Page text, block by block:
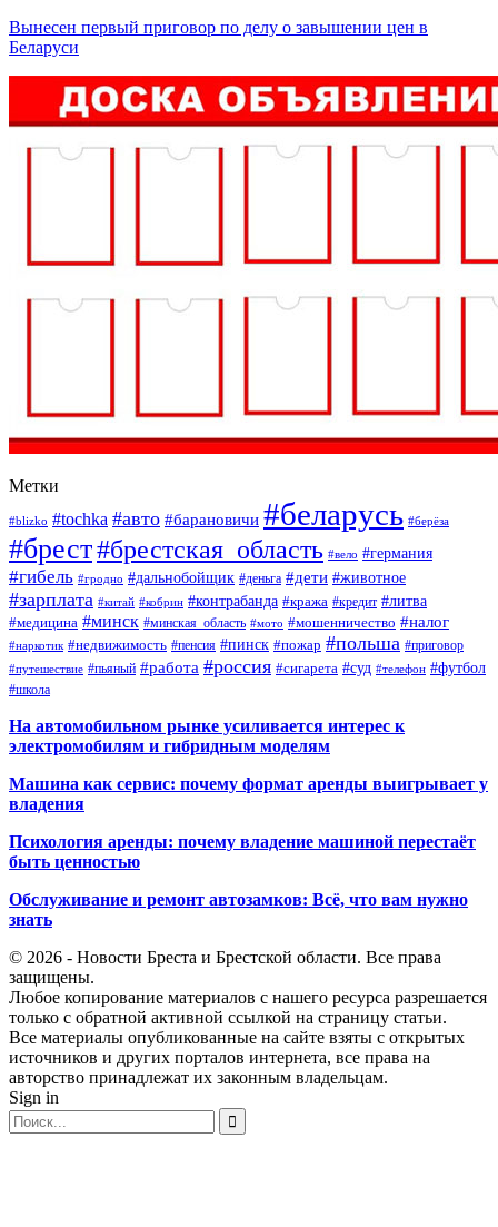
Вынесен первый приговор по делу о завышении цен в
Беларуси
Метки
#blizko #tochka #авто #барановичи #беларусь #берёза
#брест#брестская_область #вело #германия
#гибель #гродно #дальнобойщик #деньга #дети #животное
#зарплата #китай #кобрин #контрабанда #кража #кредит #литва
#медицина #минск #минская_область #мото #мошенничество #налог
#наркотик #недвижимость #пенсия #пинск #пожар #польша #приговор
#путешествие #пьяный #работа #россия #сигарета #суд #телефон #футбол
#школа
На автомобильном рынке усиливается интерес к
электромобилям и гибридным моделям
Машина как сервис: почему формат аренды выигрывает у
владения
Психология аренды: почему владение машиной перестаёт
быть ценностью
Обслуживание и ремонт автозамков: Всё, что вам нужно
знать
© 2026 - Новости Бреста и Брестской области. Все права
защищены.
Любое копирование материалов с нашего ресурса разрешается
только с обратной активной ссылкой на страницу статьи.
Все материалы опубликованные на сайте взяты с открытых
источников и других порталов интернета, все права на
авторство принадлежат их законным владельцам.
Sign in